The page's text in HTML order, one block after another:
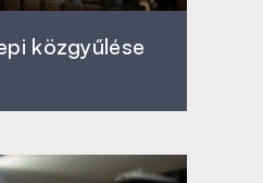
közgyűlése